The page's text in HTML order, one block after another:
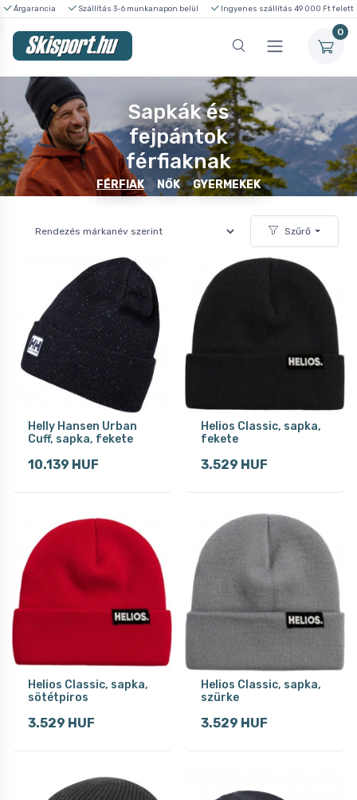
Árgarancia Szállítás 3-6 munkanapon belül Ingyenes szállítás 49 000 Ft felett
0
Sapkák és
fejpántok
férfiaknak
FÉRFIAK NŐK GYERMEKEK
Szűrő
Helly Hansen Urban
Cuff, sapka, fekete
10.139 HUF
Helios Classic, sapka,
fekete
3.529 HUF
Helios Classic, sapka,
sötétpiros
3.529 HUF
Helios Classic, sapka,
szürke
3.529 HUF